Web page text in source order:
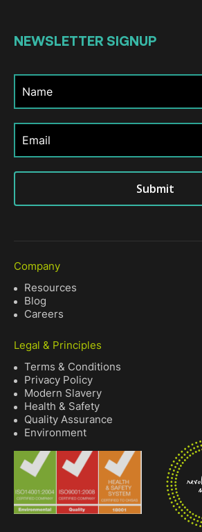
NEWSLETTER SIGNUP
Submit
Company
Resources
Blog
Careers
Legal & Principles
Terms & Conditions
Privacy Policy
Modern Slavery
Health & Safety
Quality Assurance
Environment